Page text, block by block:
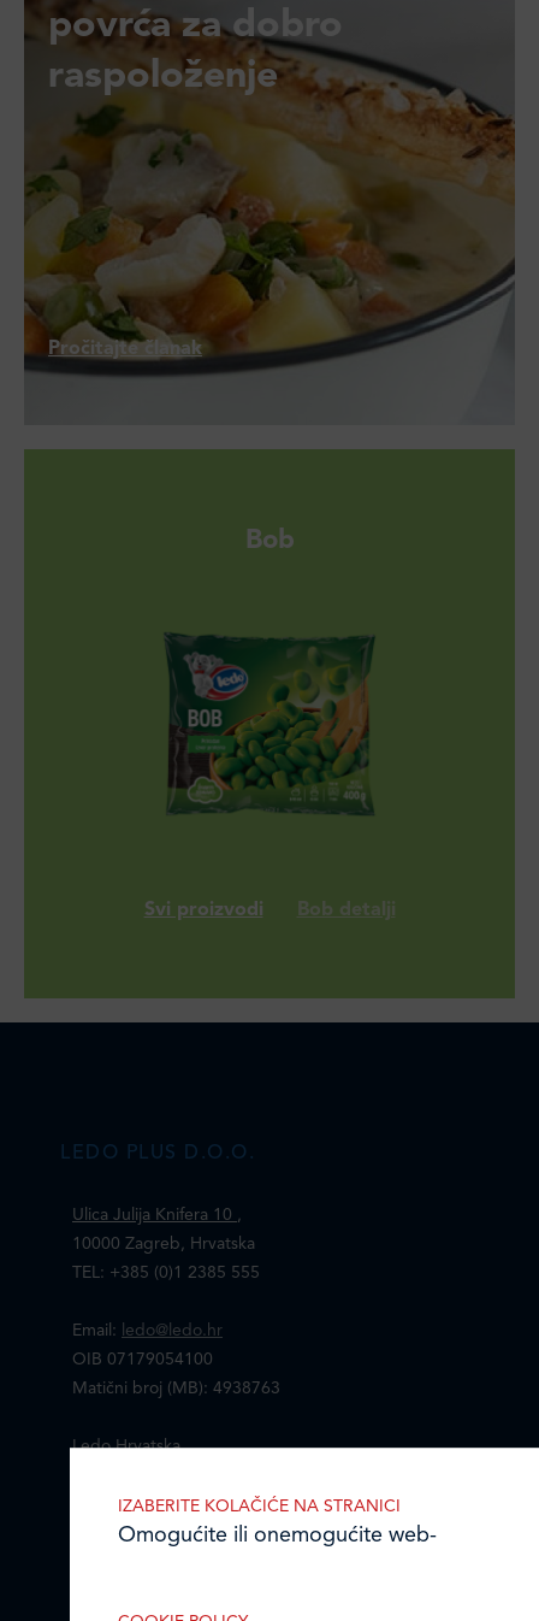
povrća za dobro
raspoloženje
Pročitajte članak
Bob
Svi proizvodi Bob detalji
LEDO PLUS D.O.O.
Ulica Julija Knifera 10 ,
10000 Zagreb, Hrvatska
TEL: +385 (0)1 2385 555
Email:
ledo@ledo.hr
OIB 07179054100
Matični broj (MB): 4938763
Ledo Hrvatska
Prodajni centri
IZABERITE KOLAČIĆE NA STRANICI
Omogućite ili onemogućite web-